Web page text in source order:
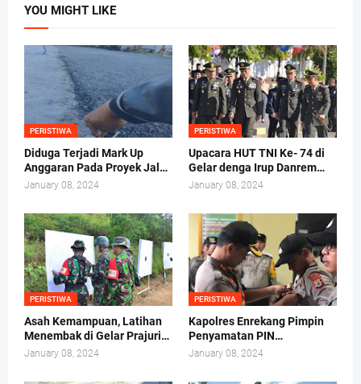
YOU MIGHT LIKE
PERISTIWA
Diduga Terjadi Mark Up
Anggaran Pada Proyek Jalan
Beton, Ini Kata Ruslan
January 08, 2024
PERISTIWA
Upacara HUT TNI Ke- 74 di
Gelar denga Irup Danrem
141/Tp
January 08, 2024
PERISTIWA
Asah Kemampuan, Latihan
Menembak di Gelar Prajurit
TNI 141/Tp
January 08, 2024
PERISTIWA
Kapolres Enrekang Pimpin
Penyamatan PIN
Bhabinkamtibmas
January 08, 2024